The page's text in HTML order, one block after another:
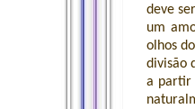
deve
um
olhos
divisão
a partir